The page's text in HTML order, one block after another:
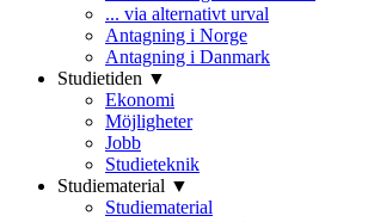
... via alternativt urval
Antagning i Norge
Antagning i Danmark
Studietiden ▼
Ekonomi
Möjligheter
Jobb
Studieteknik
Studiematerial ▼
Studiematerial